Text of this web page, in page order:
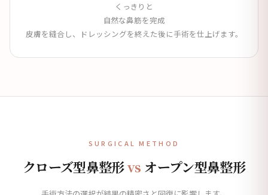
くっきりと
自然な鼻筋を完成
皮膚を縫合し、ドレッシングを終えた後に手術を仕上げます。
SURGICAL METHOD
クローズ型鼻整形vs オープン型鼻整形